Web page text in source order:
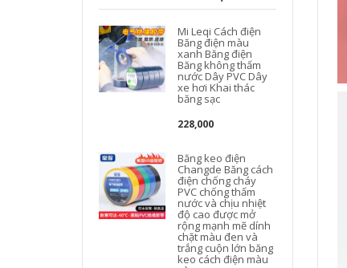
Mi Leqi Cách điện
Băng điện màu
xanh Băng điện
Băng không thấm
nước Dây PVC Dây
xe hơi Khai thác
băng sạc
228,000
Băng keo điện
Changde Băng cách
điện chống cháy
PVC chống thấm
nước và chịu nhiệt
độ cao được mở
rộng mạnh mẽ dính
chặt màu đen và
trắng cuộn lớn băng
keo cách điện màu